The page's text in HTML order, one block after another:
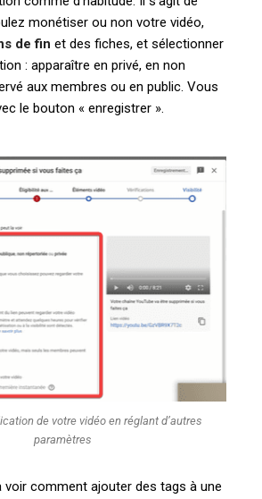
monétiser ou non votre vidéo,
de fin et des fiches, et sélectionner
: apparaître en privé, en non
aux membres ou en public. Vous
le bouton « enregistrer ».
de votre vidéo en réglant d’autres
paramètres
voir comment ajouter des tags à une